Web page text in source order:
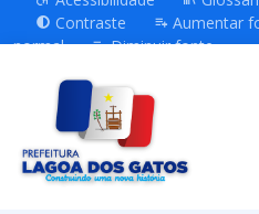
Contraste
Aumentar
normal
Diminuir fonte